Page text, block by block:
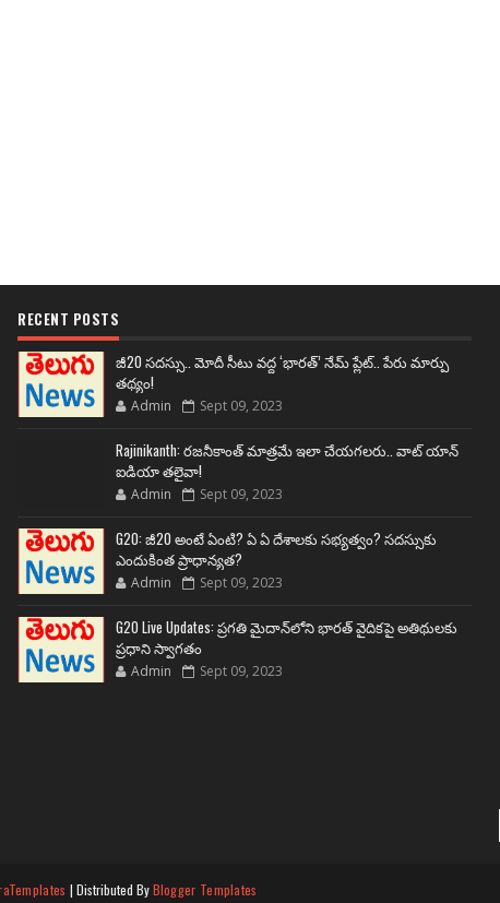
RECENT POSTS
జీ20 సదస్సు.. మోదీ సీటు వద్ద ‘భారత్’ నేమ్ ప్లేట్‌.. పేరు మార్పు
తథ్యం!
Admin Sept 09, 2023
Rajinikanth: రజనీకాంత్ మాత్రమే ఇలా చేయగలరు.. వాట్ యాన్
ఐడియా తలైవా!
Admin Sept 09, 2023
G20: జీ20 అంటే ఏంటి? ఏ ఏ దేశాలకు సభ్యత్వం? సదస్సుకు
ఎందుకింత ప్రాధాన్యత?
Admin Sept 09, 2023
G20 Live Updates: ప్రగతి మైదాన్‌లోని భారత్ వైదికపై అతిథులకు
ప్రధాని స్వాగతం
Admin Sept 09, 2023
| Distributed ByBlogger Templates